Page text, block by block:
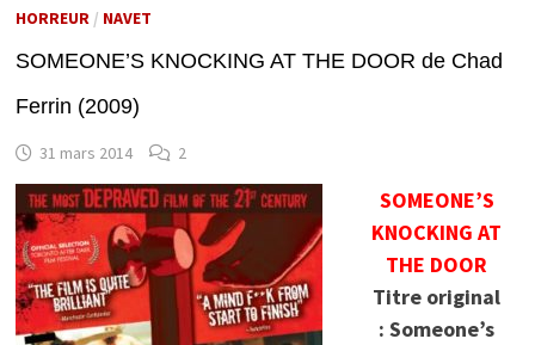
HORREUR/ NAVET
SOMEONE’S KNOCKING AT THE DOOR de Chad
Ferrin (2009)
31 mars 2014 2
SOMEONE’S
KNOCKING AT
THE DOOR
Titre original
: Someone’s